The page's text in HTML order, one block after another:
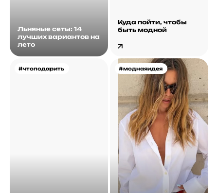
Льняные сеты: 14
лучших вариантов на
лето
Куда пойти, чтобы
быть модной
#чтоподарить #моднаяидея